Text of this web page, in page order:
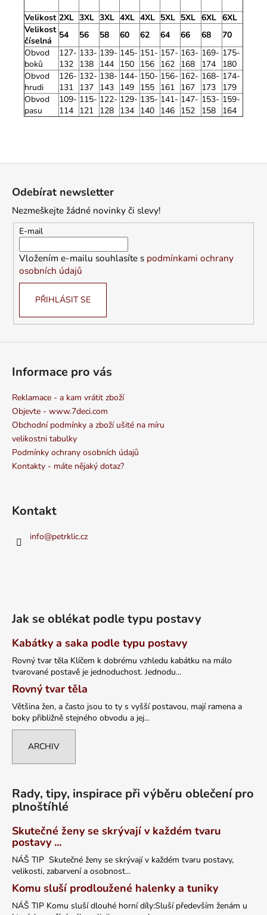
Velikost 2XL 3XL 3XL 4XL 4XL 5XL 5XL 6XL 6XL
Velikost
číselná
54 56 58 60 62 64 66 68
70
Obvod
boků
127-
132
133-
138
139-
144
145-
150
151-
156
157-
162
163-
168
169-
174
175-
180
Obvod
hrudi
126-
131
132-
137
138-
143
144-
149
150-
155
156-
161
162-
167
168-
173
174-
179
Obvod
pasu
109-
114
115-
121
122-
128
129-
134
135-
140
141-
146
147-
152
153-
158
159-
164
Odebírat newsletter
Nezmeškejte žádné novinky či slevy!
E-mail
Vložením e-mailu souhlasíte s podmínkami ochrany
osobních údajů
PŘIHLÁSIT SE
Informace pro vás
Reklamace - a kam vrátit zboží
Objevte - www.7deci.com
Obchodní podmínky a zboží ušité na míru
velikostni tabulky
Podmínky ochrany osobních údajů
Kontakty - máte nějaký dotaz?
Kontakt
info@petrklic.cz
Jak se oblékat podle typu postavy
Kabátky a saka podle typu postavy
Rovný tvar těla Klíčem k dobrému vzhledu kabátku na málo
tvarované postavě je jednoduchost. Jednodu...
Rovný tvar těla
Většina žen, a často jsou to ty s vyšší postavou, mají ramena a
boky přibližně stejného obvodu a jej...
ARCHIV
Rady, tipy, inspirace při výběru oblečení pro
plnoštíhlé
Skutečné ženy se skrývají v každém tvaru
postavy ...
NÁŠ TIP Skutečné ženy se skrývají v každém tvaru postavy,
velikosti, zabarvení a osobnost...
Komu sluší prodloužené halenky a tuniky
NÁŠ TIP Komu sluší dlouhé horní díly:Sluší především ženám u